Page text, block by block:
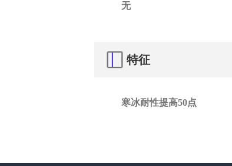
无
特征
寒冰耐性提高50点